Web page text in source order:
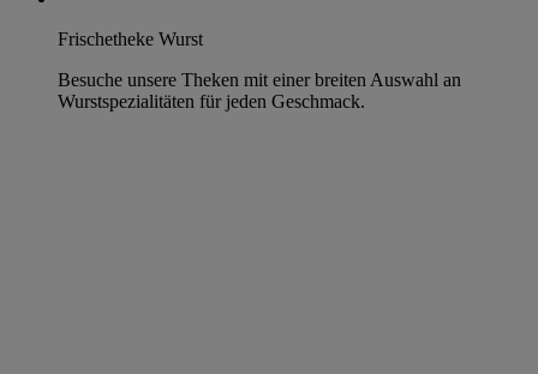
Frischetheke Wurst
Besuche unsere Theken mit einer breiten Auswahl an
Wurstspezialitäten für jeden Geschmack.